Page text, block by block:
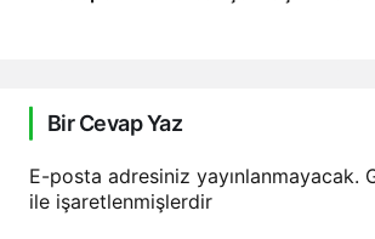
Bir Cevap Yaz
E-posta adresiniz yayınlanmayacak.
ile işaretlenmişlerdir